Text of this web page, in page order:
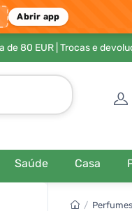
Abrir app
de 80 EUR| Trocas e
Saúde Casa
/ Perfumes